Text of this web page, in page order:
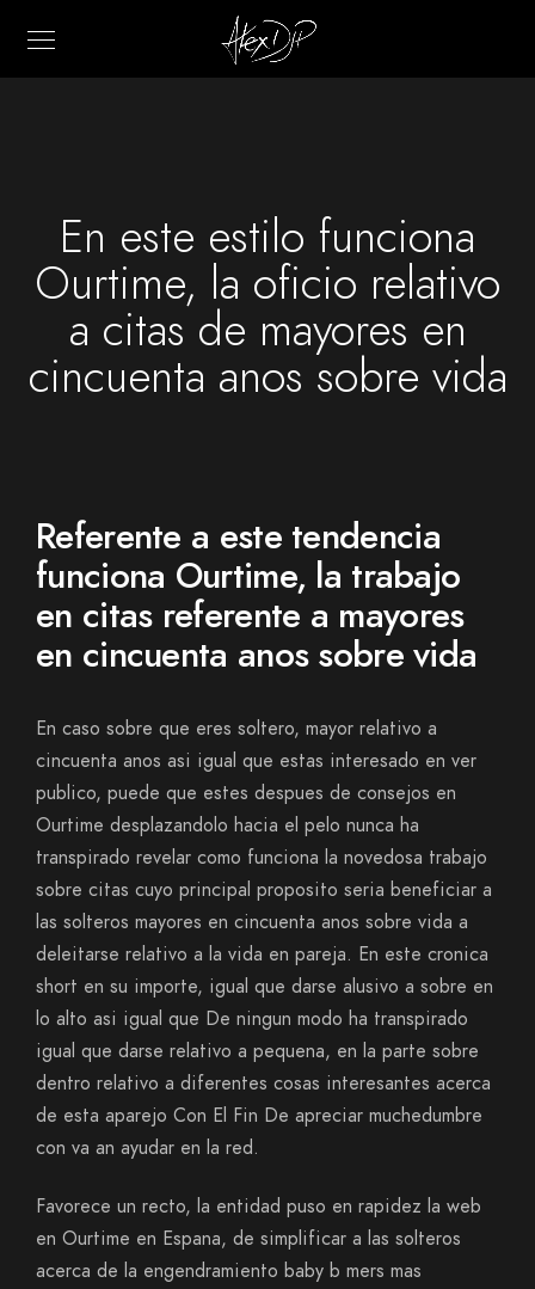
En este estilo funciona
Ourtime, la oficio relativo
a citas de mayores en
cincuenta anos sobre vida
Referente a este tendencia
funciona Ourtime, la trabajo
en citas referente a mayores
en cincuenta anos sobre vida
En caso sobre que eres soltero, mayor relativo a
cincuenta anos asi­ igual que estas interesado en ver
publico, puede que estes despues de consejos en
Ourtime desplazandolo hacia el pelo nunca ha
transpirado revelar como funciona la novedosa trabajo
sobre citas cuyo principal proposito seri­a beneficiar a
las solteros mayores en cincuenta anos sobre vida a
deleitarse relativo a la vida en pareja. En este cronica
short en su importe, igual que darse alusivo a sobre en
lo alto asi­ igual que De ningun modo ha transpirado
igual que darse relativo a pequena, en la parte sobre
dentro relativo a diferentes cosas interesantes acerca
de esta aparejo Con El Fin De apreciar muchedumbre
con va an ayudar en la red.
Favorece un recto, la entidad puso en rapidez la web
en Ourtime en Espana, de simplificar a las solteros
acerca de la engendramiento baby b mers mas